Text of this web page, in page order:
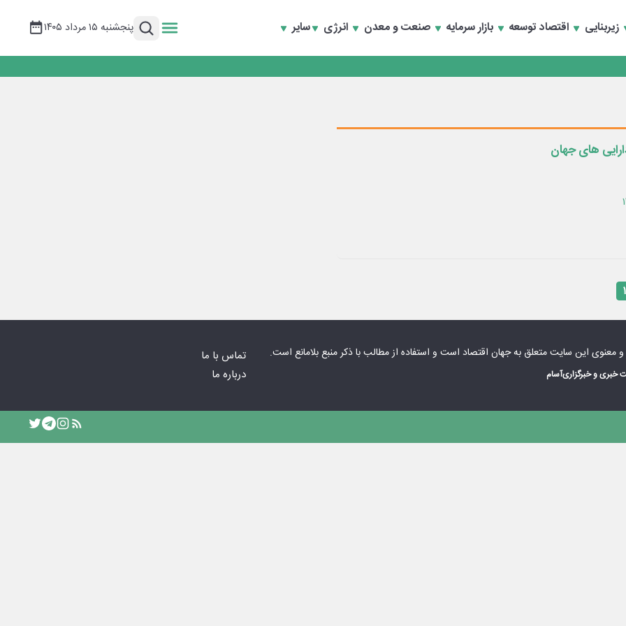
زیربنایی اقتصاد توسعه بازار سرمایه صنعت و معدن انرژی سایر پنجشنبه ۱۵ مرداد ۱۴۰۵
انرژی‌های نو و تجدیدپذیر با حضور استاندار اصفهان
های جهان
۱
معنوی این سایت متعلق بهجهان اقتصاد است و استفاده از مطالب با ذکر منبع بلامانع است.
خبری و خبرگزاریآسام
تماس با ما
درباره ما